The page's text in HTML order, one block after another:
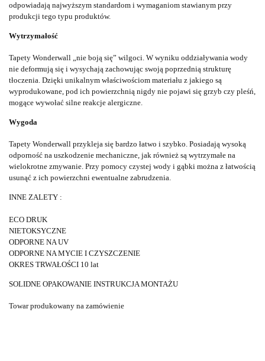
odpowiadają najwyższym standardom i wymaganiom stawianym przy
produkcji tego typu produktów.
Wytrzymałość
Tapety Wonderwall „nie boją się” wilgoci. W wyniku oddziaływania wody
nie deformują się i wysychają zachowując swoją poprzednią strukturę
tłoczenia. Dzięki unikalnym właściwościom materiału z jakiego są
wyprodukowane, pod ich powierzchnią nigdy nie pojawi się grzyb czy pleśń,
mogące wywołać silne reakcje alergiczne.
Wygoda
Tapety Wonderwall przykleja się bardzo łatwo i szybko. Posiadają wysoką
odporność na uszkodzenie mechaniczne, jak również są wytrzymałe na
wielokrotne zmywanie. Przy pomocy czystej wody i gąbki można z łatwością
usunąć z ich powierzchni ewentualne zabrudzenia.
INNE ZALETY :
ECO DRUK
NIETOKSYCZNE
ODPORNE NA UV
ODPORNE NA MYCIE I CZYSZCZENIE
OKRES TRWAŁOŚCI 10 lat
SOLIDNE OPAKOWANIE INSTRUKCJA MONTAŻU
Towar produkowany na zamówienie